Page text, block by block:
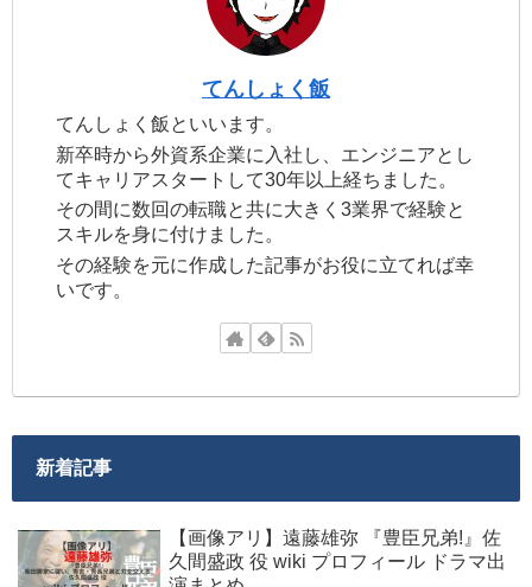
てんしょく飯
てんしょく飯といいます。
新卒時から外資系企業に入社し、エンジニアとし
てキャリアスタートして30年以上経ちました。
その間に数回の転職と共に大きく3業界で経験と
スキルを身に付けました。
その経験を元に作成した記事がお役に立てれば幸
いです。
新着記事
【画像アリ】遠藤雄弥 『豊臣兄弟!』佐
久間盛政 役 wiki プロフィール ドラマ出